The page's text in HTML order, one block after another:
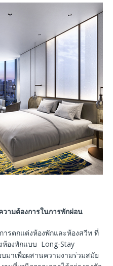
ามต้องการในการพักผ่อน
รตกแต่งห้องพักและห้องสวีท ที่
ห้องพักแบบ Long-Stay
มาเพื่อผสานความงามร่วมสมัย